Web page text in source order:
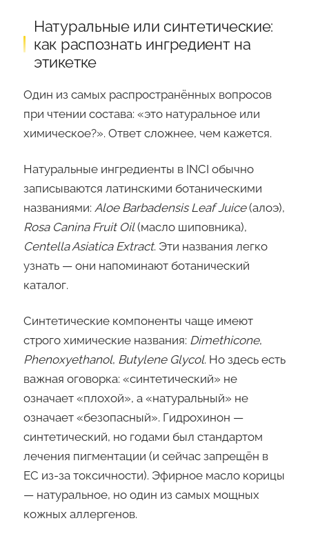
Натуральные или синтетические:
как распознать ингредиент на
этикетке
Один из самых распространённых вопросов
при чтении состава: «это натуральное или
химическое?». Ответ сложнее, чем кажется.
Натуральные ингредиенты в INCI обычно
записываются латинскими ботаническими
названиями: Aloe Barbadensis Leaf Juice(алоэ),
Rosa Canina Fruit Oil(масло шиповника),
Centella Asiatica Extract. Эти названия легко
узнать — они напоминают ботанический
каталог.
Синтетические компоненты чаще имеют
строго химические названия: Dimethicone,
Phenoxyethanol, Butylene Glycol. Но здесь есть
важная оговорка: «синтетический» не
означает «плохой», а «натуральный» не
означает «безопасный». Гидрохинон —
синтетический, но годами был стандартом
лечения пигментации (и сейчас запрещён в
ЕС из-за токсичности). Эфирное масло корицы
— натуральное, но один из самых мощных
кожных аллергенов.